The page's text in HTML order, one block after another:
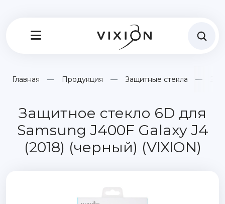
Главная Продукция Защитные стекла
Защитное стекло 6D для
Samsung J400F Galaxy J4
(2018) (черный) (VIXION)